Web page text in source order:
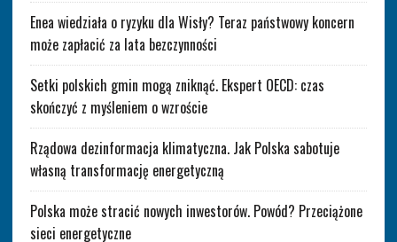
Enea wiedziała o ryzyku dla Wisły? Teraz państwowy koncern
może zapłacić za lata bezczynności
Setki polskich gmin mogą zniknąć. Ekspert OECD: czas
skończyć z myśleniem o wzroście
Rządowa dezinformacja klimatyczna. Jak Polska sabotuje
własną transformację energetyczną
Polska może stracić nowych inwestorów. Powód? Przeciążone
sieci energetyczne